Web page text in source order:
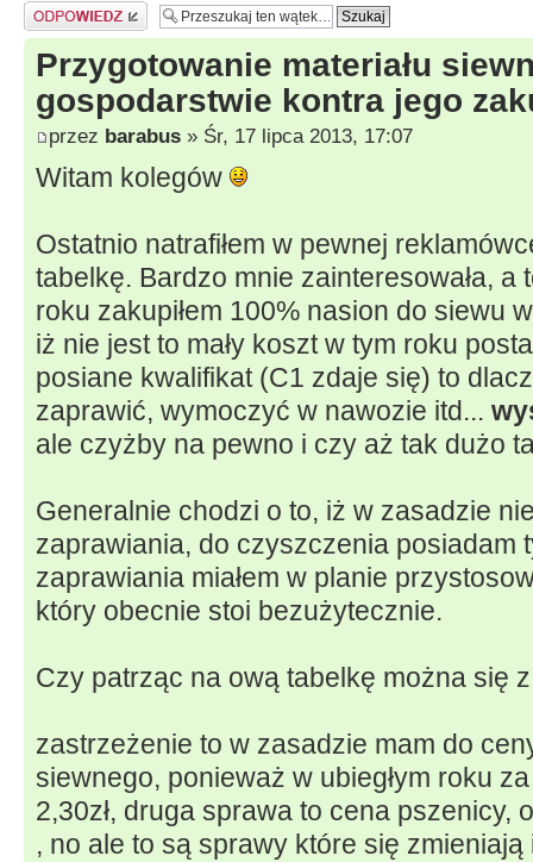
Odpowiedz
Przygotowanie materiału
gospodarstwie kontra jego
przez barabus » Śr, 17 lipca 2013, 17:07
Witam kolegów
Ostatnio natrafiłem w pewnej
tabelkę. Bardzo mnie zainteresowała, a
roku zakupiłem 100% nasion do siewu
iż nie jest to mały koszt w tym roku
posiane kwalifikat (C1 zdaje się) to
zaprawić, wymoczyć w nawozie itd...
ale czyżby na pewno i czy aż tak dużo
Generalnie chodzi o to, iż w zasadzie
zaprawiania, do czyszczenia posiadam
zaprawiania miałem w planie
który obecnie stoi bezużytecznie.
Czy patrząc na ową tabelkę można się
zastrzeżenie to w zasadzie mam do
siewnego, ponieważ w ubiegłym roku
2,30zł, druga sprawa to cena pszenicy,
, no ale to są sprawy które się